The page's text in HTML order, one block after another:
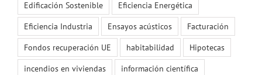
Edificación Sostenible
Eficiencia Energética
Eficiencia Industria
Ensayos acústicos
Facturación
Fondos recuperación UE
habitabilidad
Hipotecas
incendios en viviendas
información científica